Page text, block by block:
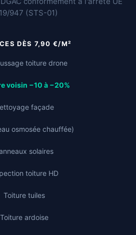
947 (STS-01)
DÈS 7,90 €/M²
toiture drone
voisin −10 à −20%
façade
osmosée chauffée)
solaires
toiture HD
Toiture tuiles
Toiture ardoise